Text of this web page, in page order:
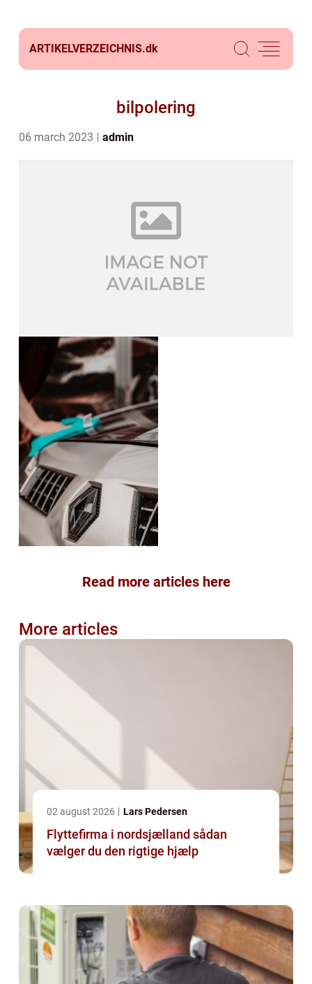
ARTIKELVERZEICHNIS.dk
bilpolering
06 march 2023 admin
Read more articles here
More articles
02 august 2026 Lars Pedersen
Flyttefirma i nordsjælland sådan
vælger du den rigtige hjælp